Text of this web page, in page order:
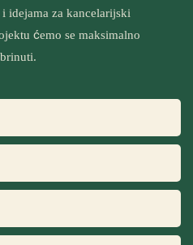
idejama za kancelarijski
ćemo se maksimalno